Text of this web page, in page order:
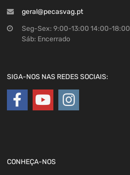
geral@pecasvag.pt
Seg-Sex: 9:00-13:00 14:00-18:00
Sáb: Encerrado
SIGA-NOS NAS REDES SOCIAIS:
CONHEÇA-NOS